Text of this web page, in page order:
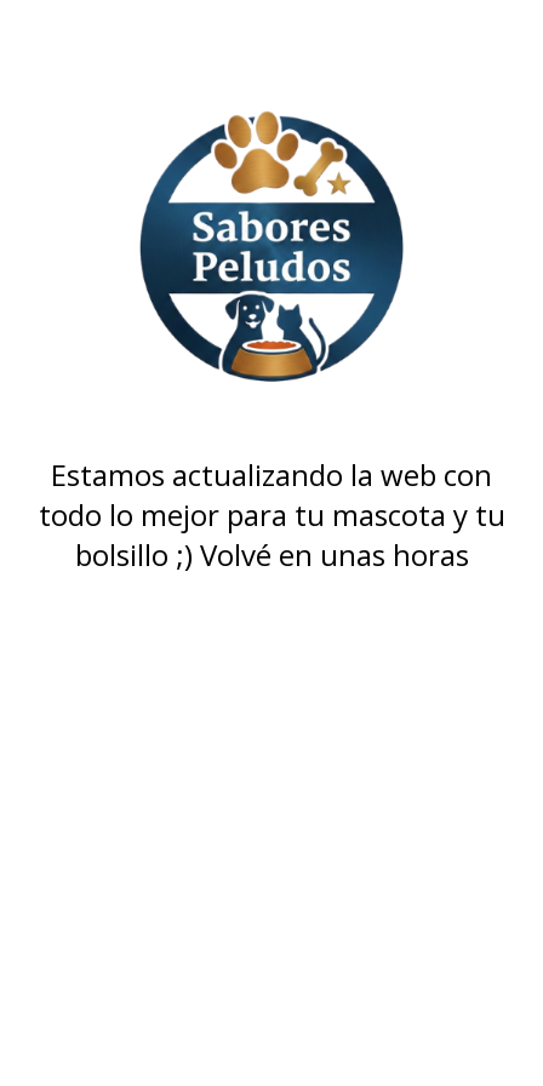
Estamos actualizando la web con
todo lo mejor para tu mascota y tu
bolsillo ;) Volvé en unas horas